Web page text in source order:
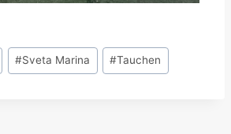
#Sveta Marina #Tauchen